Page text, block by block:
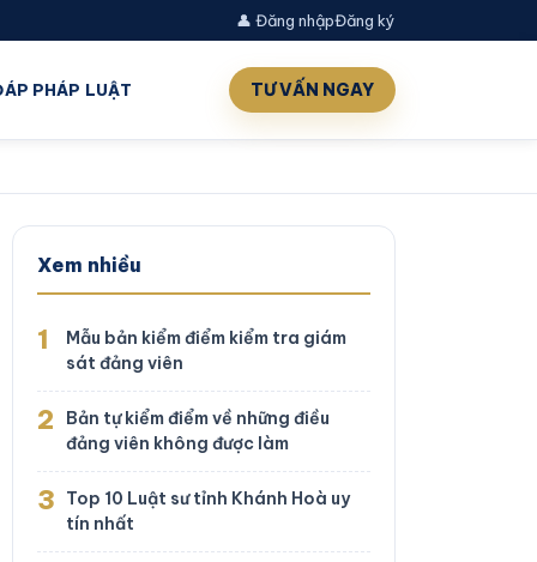
👤 Đăng nhậpĐăng ký
PHÁP LUẬT TƯ VẤN NGAY
Xem nhiều
1
Mẫu bản kiểm điểm kiểm tra giám
sát đảng viên
2
Bản tự kiểm điểm về những điều
đảng viên không được làm
3
Top 10 Luật sư tỉnh Khánh Hoà uy
tín nhất